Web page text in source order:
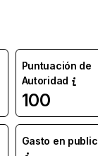
Puntuación de
Autoridad
100
Gasto en